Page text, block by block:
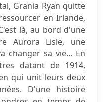
Grania Ryan quitte
en Irlande,
là, au bord d'une
Aurora Lisle, une
changer sa vie... En
datant de 1914,
qui unit leurs deux
D'une histoire